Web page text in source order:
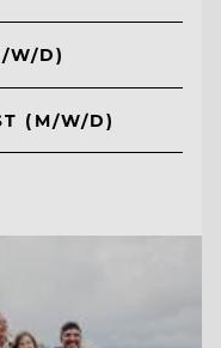
W/D)
(M/W/D)